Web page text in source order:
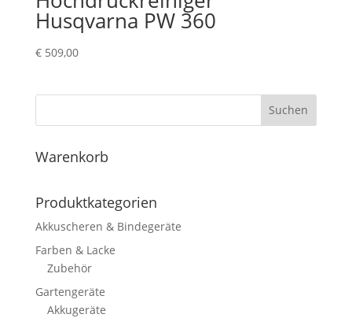
Husqvarna PW 360
€509,00
Suchen
Warenkorb
Produktkategorien
Akkuscheren & Bindegeräte
Farben & Lacke
Zubehör
Gartengeräte
Akkugeräte